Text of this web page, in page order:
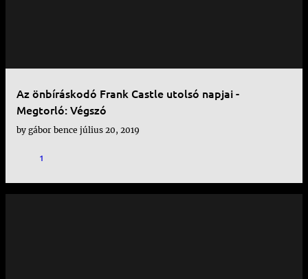
Az önbíráskodó Frank Castle utolsó napjai -
Megtorló: Végszó
by gábor bence július 20, 2019
1